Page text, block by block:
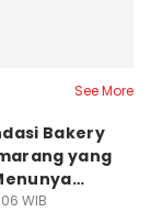
See More
Bakery
yang
WIB